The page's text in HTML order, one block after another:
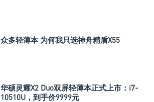
众多轻薄本 为何我只选神舟精盾X55
华硕灵耀X2 Duo双屏轻薄本正式上市：i7-
10510U，到手价9999元